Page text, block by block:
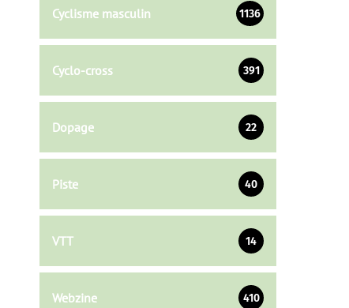
Cyclisme masculin 1136
Cyclo-cross 391
Dopage 22
Piste 40
VTT 14
Webzine 410